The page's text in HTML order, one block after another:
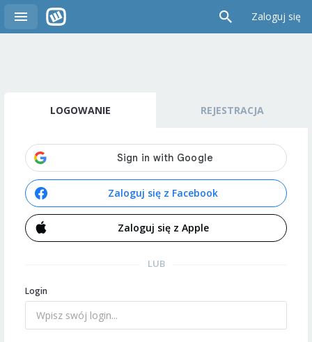
Zaloguj się
LOGOWANIE REJESTRACJA
Zaloguj się z Facebook
Zaloguj się z Apple
LUB
Login